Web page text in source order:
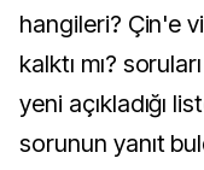
hangileri? Çin'e
kalktı mı?
yeni açıkladığı
sorunun yanıt